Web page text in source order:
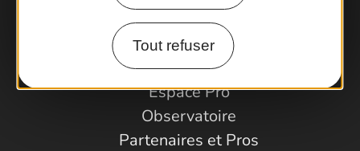
Tout refuser
Comment venir ?
Espace Pro
Observatoire
Partenaires et Pros